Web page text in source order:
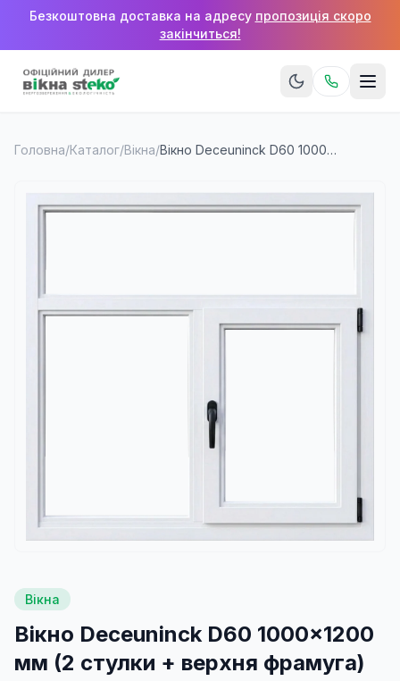
Безкоштовна доставка на адресу пропозиція скоро
закінчиться!
Головна/Каталог/Вікна/ Вікно Deceuninck D60 1000×1200 мм (2 стулки + верхня фрамуга)
Вікна
Вікно Deceuninck D60 1000×1200
мм (2 стулки + верхня фрамуга)